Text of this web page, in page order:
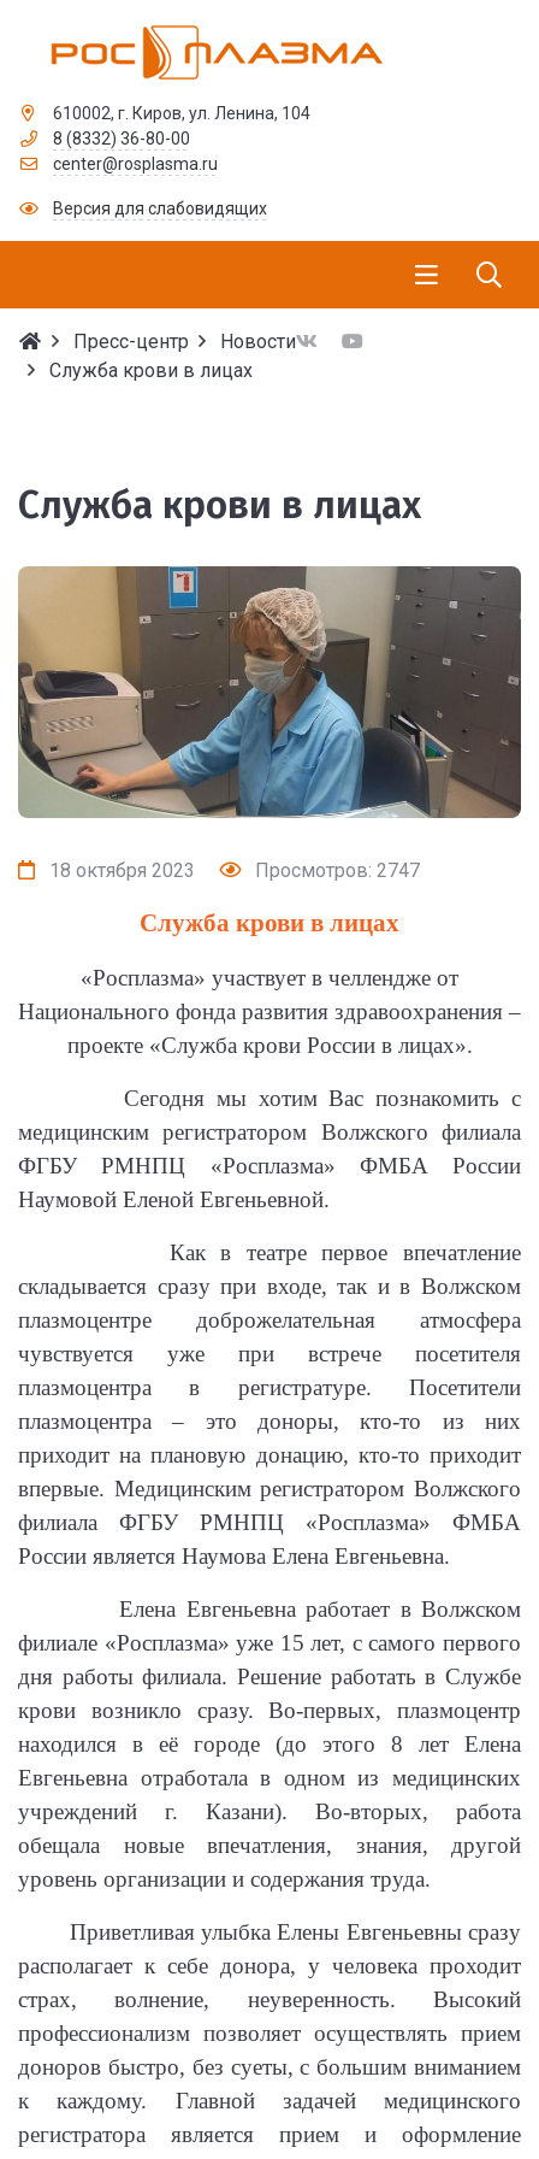
610002, г. Киров, ул. Ленина, 104
8 (8332) 36-80-00
center@rosplasma.ru
Версия для слабовидящих
Пресс-центр
Новости
Служба крови в лицах
Служба крови в лицах
18 октября 2023 Просмотров: 2747
Служба крови в лицах
«Росплазма» участвует в челлендже от
Национального фонда развития здравоохранения –
проекте «Служба крови России в лицах».
Сегодня мы хотим Вас познакомить с
медицинским регистратором Волжского филиала
ФГБУ РМНПЦ «Росплазма» ФМБА России
Наумовой Еленой Евгеньевной.
Как в театре первое впечатление
складывается сразу при входе, так и в Волжском
плазмоцентре доброжелательная атмосфера
чувствуется уже при встрече посетителя
плазмоцентра в регистратуре. Посетители
плазмоцентра – это доноры, кто-то из них
приходит на плановую донацию, кто-то приходит
впервые. Медицинским регистратором Волжского
филиала ФГБУ РМНПЦ «Росплазма» ФМБА
России является Наумова Елена Евгеньевна.
Елена Евгеньевна работает в Волжском
филиале «Росплазма» уже 15 лет, с самого первого
дня работы филиала. Решение работать в Службе
крови возникло сразу. Во-первых, плазмоцентр
находился в её городе (до этого 8 лет Елена
Евгеньевна отработала в одном из медицинских
учреждений г. Казани). Во-вторых, работа
обещала новые впечатления, знания, другой
уровень организации и содержания труда.
Приветливая улыбка Елены Евгеньевны сразу
располагает к себе донора, у человека проходит
страх, волнение, неуверенность. Высокий
профессионализм позволяет осуществлять прием
доноров быстро, без суеты, с большим вниманием
к каждому. Главной задачей медицинского
регистратора является прием и оформление